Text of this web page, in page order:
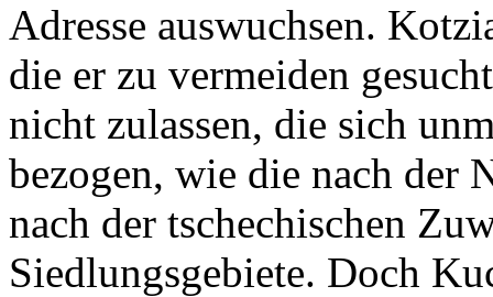
Adresse auswuchsen.
die er zu vermeiden
nicht zulassen, die sich
bezogen, wie die nach der
nach der tschechischen
Siedlungsgebiete. Doch